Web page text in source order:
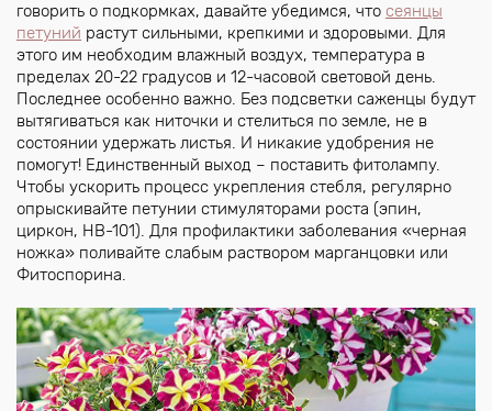
говорить о подкормках, давайте убедимся, что сеянцы
петуний растут сильными, крепкими и здоровыми. Для
этого им необходим влажный воздух, температура в
пределах 20-22 градусов и 12-часовой световой день.
Последнее особенно важно. Без подсветки саженцы будут
вытягиваться как ниточки и стелиться по земле, не в
состоянии удержать листья. И никакие удобрения не
помогут! Единственный выход – поставить фитолампу.
Чтобы ускорить процесс укрепления стебля, регулярно
опрыскивайте петунии стимуляторами роста (эпин,
циркон, HB-101). Для профилактики заболевания «черная
ножка» поливайте слабым раствором марганцовки или
Фитоспорина.